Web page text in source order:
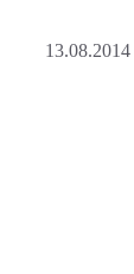
13.08.2014